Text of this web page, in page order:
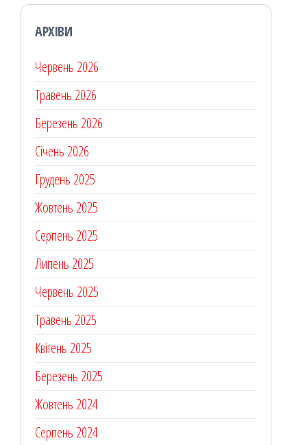
АРХІВИ
Червень 2026
Травень 2026
Березень 2026
Січень 2026
Грудень 2025
Жовтень 2025
Серпень 2025
Липень 2025
Червень 2025
Травень 2025
Квітень 2025
Березень 2025
Жовтень 2024
Серпень 2024